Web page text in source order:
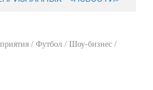
/ Футбол / Шоу-бизнес /